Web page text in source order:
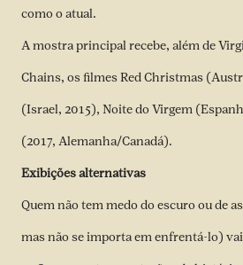
como o atual.
A mostra principal recebe, além de
Chains, os filmes Red Christmas
(Israel, 2015), Noite do Virgem
(2017, Alemanha/Canadá).
Exibições alternativas
Quem não tem medo do escuro ou de
mas não se importa em enfrentá-lo)